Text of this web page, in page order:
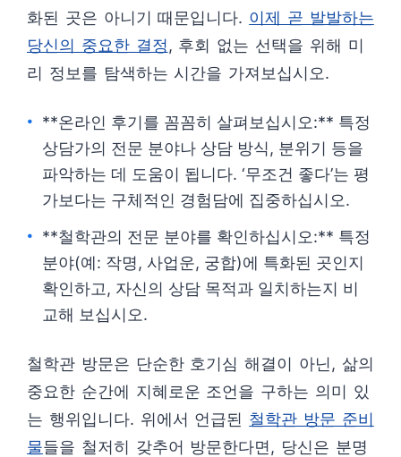
화된 곳은 아니기 때문입니다. 이제 곧 발발하는
당신의 중요한 결정, 후회 없는 선택을 위해 미
리 정보를 탐색하는 시간을 가져보십시오.
**온라인 후기를 꼼꼼히 살펴보십시오:** 특정
상담가의 전문 분야나 상담 방식, 분위기 등을
파악하는 데 도움이 됩니다. ‘무조건 좋다’는 평
가보다는 구체적인 경험담에 집중하십시오.
**철학관의 전문 분야를 확인하십시오:** 특정
분야(예: 작명, 사업운, 궁합)에 특화된 곳인지
확인하고, 자신의 상담 목적과 일치하는지 비
교해 보십시오.
철학관 방문은 단순한 호기심 해결이 아닌, 삶의
중요한 순간에 지혜로운 조언을 구하는 의미 있
는 행위입니다. 위에서 언급된 철학관 방문 준비
물들을 철저히 갖추어 방문한다면, 당신은 분명